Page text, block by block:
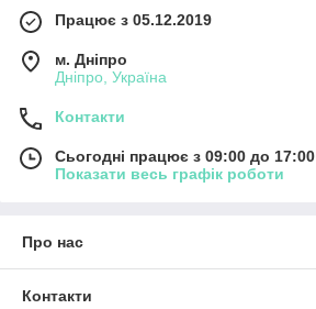
Працює з 05.12.2019
м. Дніпро
Дніпро, Україна
Контакти
Сьогодні працює з 09:00 до 17:00
Показати весь графік роботи
Про нас
Контакти